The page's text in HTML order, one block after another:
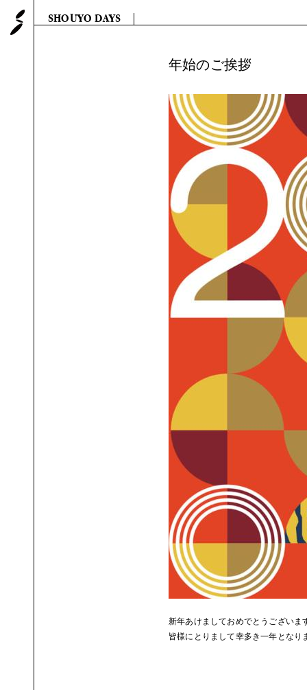
SHOUYO DAYS
年始のご挨拶
新年あけましておめでとうございま
皆様にとりまして幸多き一年とな
SHOUYO 株式会社 翔洋